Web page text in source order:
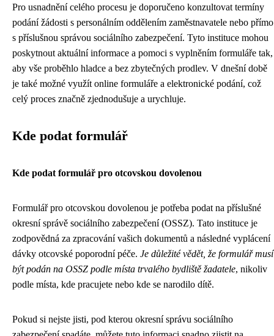
Pro usnadnění celého procesu je doporučeno konzultovat termíny
podání žádosti s personálním oddělením zaměstnavatele nebo přímo
s příslušnou správou sociálního zabezpečení. Tyto instituce mohou
poskytnout aktuální informace a pomoci s vyplněním formuláře tak,
aby vše proběhlo hladce a bez zbytečných prodlev. V dnešní době
je také možné využít online formuláře a elektronické podání, což
celý proces značně zjednodušuje a urychluje.
Kde podat formulář
Kde podat formulář pro otcovskou dovolenou
Formulář pro otcovskou dovolenou je potřeba podat na příslušné
okresní správě sociálního zabezpečení (OSSZ). Tato instituce je
zodpovědná za zpracování vašich dokumentů a následné vyplácení
dávky otcovské poporodní péče. Je důležité vědět, že formulář musí
být podán na OSSZ podle místa trvalého bydliště žadatele, nikoliv
podle místa, kde pracujete nebo kde se narodilo dítě.
Pokud si nejste jisti, pod kterou okresní správu sociálního